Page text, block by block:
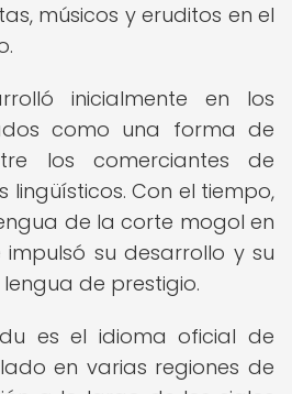
músicos y eruditos en el
inicialmente en los
como una forma de
los comerciantes de
lingüísticos. Con el tiempo,
de la corte mogol en
impulsó su desarrollo y su
de prestigio.
es el idioma oficial de
en varias regiones de